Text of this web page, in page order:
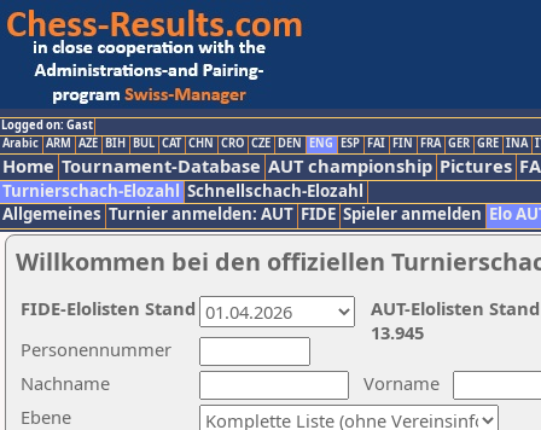
Logged on: Gast
Arabic ARM AZE BIH BUL CAT CHN CRO CZE DEN ENG ESP FAI FIN FRA GER GRE INA
Home Tournament-Database AUT championship Pictures
Turnierschach-Elozahl Schnellschach-Elozahl
Allgemeines Turnier anmelden: AUT FIDE Spieler anmelden Elo
Willkommen bei den offiziellen
Nachname
Vorname
Ebene
Personennummer
AUT-Elolisten
13.945
FIDE-Elolisten Stand